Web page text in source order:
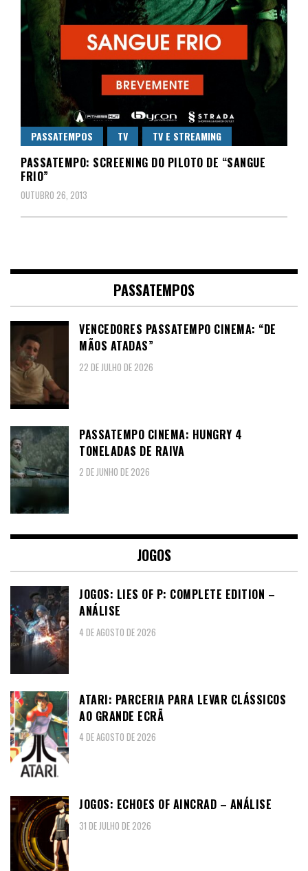
PASSATEMPOS TV TV E STREAMING
PASSATEMPO: SCREENING DO PILOTO DE “SANGUE
FRIO”
OUTUBRO 26, 2013
PASSATEMPOS
VENCEDORES PASSATEMPO CINEMA: “DE
MÃOS ATADAS”
22 DE JULHO DE 2026
PASSATEMPO CINEMA: HUNGRY 4
TONELADAS DE RAIVA
2 DE JUNHO DE 2026
JOGOS
JOGOS: LIES OF P: COMPLETE EDITION –
ANÁLISE
4 DE AGOSTO DE 2026
ATARI: PARCERIA PARA LEVAR CLÁSSICOS
AO GRANDE ECRÃ
4 DE AGOSTO DE 2026
JOGOS: ECHOES OF AINCRAD – ANÁLISE
31 DE JULHO DE 2026